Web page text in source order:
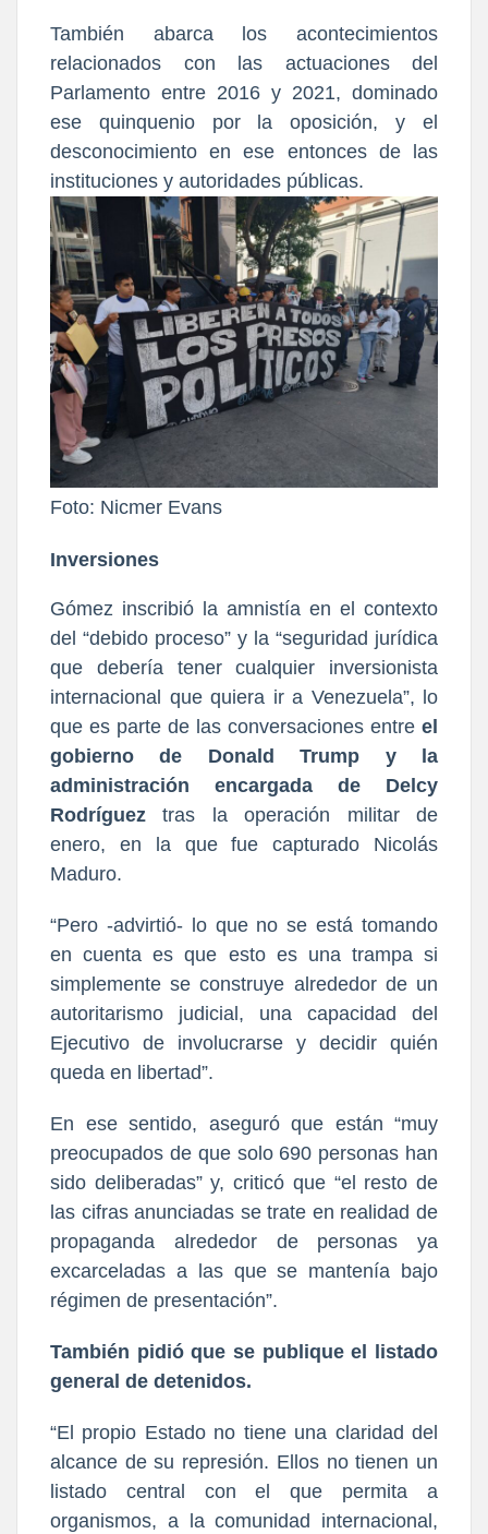
También abarca los acontecimientos
relacionados con las actuaciones del
Parlamento entre 2016 y 2021, dominado
ese quinquenio por la oposición, y el
desconocimiento en ese entonces de las
instituciones y autoridades públicas.
Foto: Nicmer Evans
Inversiones
Gómez inscribió la amnistía en el contexto
del “debido proceso” y la “seguridad jurídica
que debería tener cualquier inversionista
internacional que quiera ir a Venezuela”, lo
que es parte de las conversaciones entre el
gobierno de Donald Trump y la
administración encargada de Delcy
Rodríguez
tras la operación militar de
enero, en la que fue capturado Nicolás
Maduro.
“Pero -advirtió- lo que no se está tomando
en cuenta es que esto es una trampa si
simplemente se construye alrededor de un
autoritarismo judicial, una capacidad del
Ejecutivo de involucrarse y decidir quién
queda en libertad”.
En ese sentido, aseguró que están “muy
preocupados de que solo 690 personas han
sido deliberadas” y, criticó que “el resto de
las cifras anunciadas se trate en realidad de
propaganda alrededor de personas ya
excarceladas a las que se mantenía bajo
régimen de presentación”.
También pidió que se publique el listado
general de detenidos.
“El propio Estado no tiene una claridad del
alcance de su represión. Ellos no tienen un
listado central con el que permita a
organismos, a la comunidad internacional,